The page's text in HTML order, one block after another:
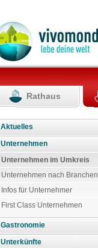
Rathaus
Aktuelles
Unternehmen
Unternehmen im Umkreis
Unternehmen nach Branchen
Infos für Unternehmer
First Class Unternehmen
Gastronomie
Unterkünfte